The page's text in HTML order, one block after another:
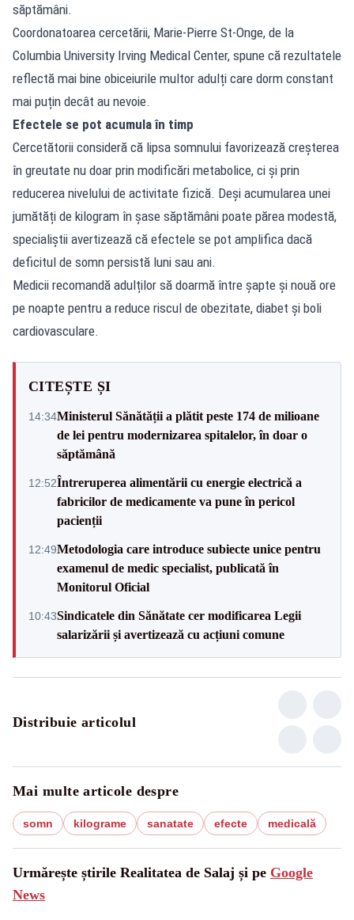
săptămâni.
Coordonatoarea cercetării, Marie-Pierre St-Onge, de la
Columbia University Irving Medical Center, spune că rezultatele
reflectă mai bine obiceiurile multor adulți care dorm constant
mai puțin decât au nevoie.
Efectele se pot acumula în timp
Cercetătorii consideră că lipsa somnului favorizează creșterea
în greutate nu doar prin modificări metabolice, ci și prin
reducerea nivelului de activitate fizică. Deși acumularea unei
jumătăți de kilogram în șase săptămâni poate părea modestă,
specialiștii avertizează că efectele se pot amplifica dacă
deficitul de somn persistă luni sau ani.
Medicii recomandă adulților să doarmă între șapte și nouă ore
pe noapte pentru a reduce riscul de obezitate, diabet și boli
cardiovasculare.
CITEȘTE ȘI
14:34Ministerul Sănătății a plătit peste 174 de milioane
de lei pentru modernizarea spitalelor, în doar o
săptămână
12:52Întreruperea alimentării cu energie electrică a
fabricilor de medicamente va pune în pericol
pacienții
12:49Metodologia care introduce subiecte unice pentru
examenul de medic specialist, publicată în
Monitorul Oficial
10:43Sindicatele din Sănătate cer modificarea Legii
salarizării și avertizează cu acțiuni comune
Distribuie articolul
Mai multe articole despre
somn kilograme sanatate efecte medicală
Urmărește știrile Realitatea de Salaj și pe Google
News